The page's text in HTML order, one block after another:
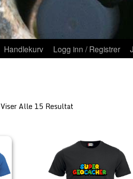
Handlekurv Logg inn / Registrer
Viser Alle 15 Resultat